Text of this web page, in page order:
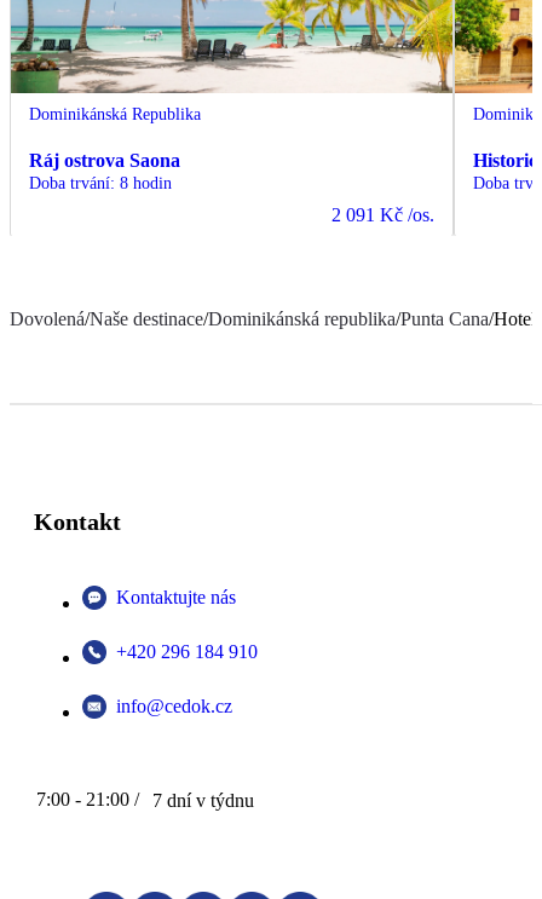
Dominikánská Republika
Ráj ostrova Saona
Doba trvání: 8 hodin
2 091 Kč /os.
Doba
Dovolená/Naše destinace/Dominikánská republika/Punta Cana/Hotel
Kontakt
Kontaktujte nás
+420 296 184 910
info@cedok.cz
7:00 - 21:00 / 7 dní v týdnu